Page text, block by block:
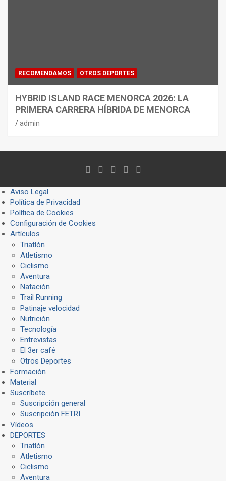
RECOMENDAMOS OTROS DEPORTES
HYBRID ISLAND RACE MENORCA 2026: LA
PRIMERA CARRERA HÍBRIDA DE MENORCA
admin
Aviso Legal
Política de Privacidad
Política de Cookies
Configuración de Cookies
Artículos
Triatlón
Atletismo
Ciclismo
Aventura
Natación
Trail Running
Patinaje velocidad
Nutrición
Tecnología
Entrevistas
El 3er café
Otros Deportes
Formación
Material
Suscríbete
Suscripción general
Suscripción FETRI
Vídeos
DEPORTES
Triatlón
Atletismo
Ciclismo
Aventura